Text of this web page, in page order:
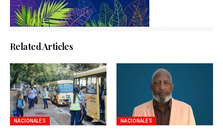
Related Articles
NACIONALES NACIONALES